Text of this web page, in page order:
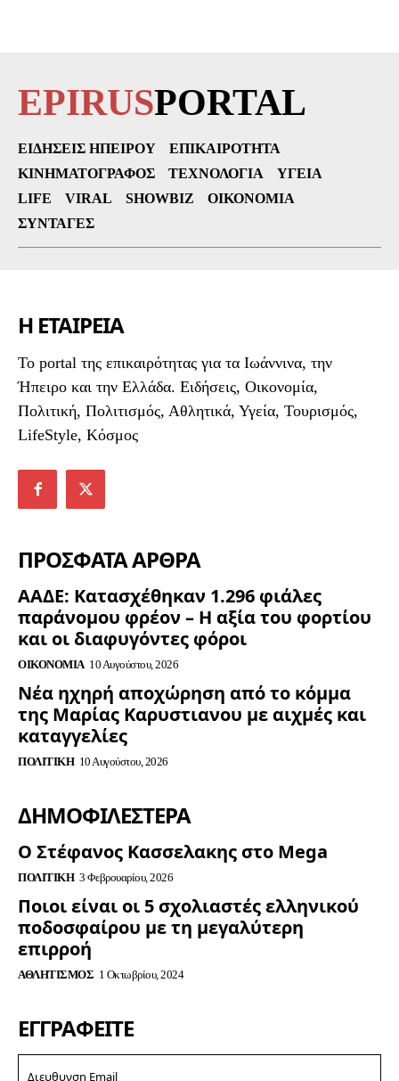
EPIRUSPORTAL
ΕΙΔΉΣΕΙΣ ΗΠΕΊΡΟΥ
ΕΠΙΚΑΙΡΌΤΗΤΑ
ΚΙΝΗΜΑΤΟΓΡΆΦΟΣ
ΤΕΧΝΟΛΟΓΊΑ
ΥΓΕΊΑ
LIFE
VIRAL SHOWBIZ
ΟΙΚΟΝΟΜΊΑ
ΣΥΝΤΑΓΈΣ
Η ΕΤΑΙΡΕΙΑ
To portal της επικαιρότητας για τα Ιωάννινα, την
Ήπειρο και την Ελλάδα. Ειδήσεις, Οικονομία,
Πολιτική, Πολιτισμός, Αθλητικά, Υγεία, Τουρισμός,
LifeStyle, Κόσμος
ΠΡΟΣΦΑΤΑ ΑΡΘΡΑ
ΑΑΔΕ: Κατασχέθηκαν 1.296 φιάλες
παράνομου φρέον – Η αξία του φορτίου
και οι διαφυγόντες φόροι
ΟΙΚΟΝΟΜΊΑ 10 Αυγούστου, 2026
Νέα ηχηρή αποχώρηση από το κόμμα
της Μαρίας Καρυστιανου με αιχμές και
καταγγελίες
ΠΟΛΙΤΙΚΉ 10 Αυγούστου, 2026
ΔΗΜΟΦΙΛΈΣΤΕΡΑ
Ο Στέφανος Κασσελακης στο Mega
ΠΟΛΙΤΙΚΉ 3 Φεβρουαρίου, 2026
Ποιοι είναι οι 5 σχολιαστές ελληνικού
ποδοσφαίρου με τη μεγαλύτερη
επιρροή
ΑΘΛΗΤΙΣΜΌΣ 1 Οκτωβρίου, 2024
ΕΓΓΡΑΦΕΊΤΕ